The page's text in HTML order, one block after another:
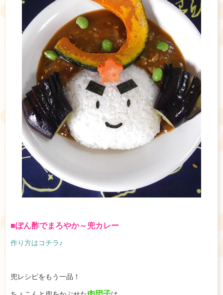
■ぽん酢でまろやか～兜カレー
作り方はコチラ♪
兜レシピをもう一品！